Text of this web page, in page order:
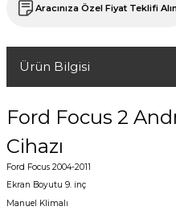
Aracınıza Özel Fiyat Teklifi Alın
Ürün Bilgisi
Ford Focus 2
Cihazı
Ford Focus 2004-2011
Ekran Boyutu 9. inç
Manuel Klimalı